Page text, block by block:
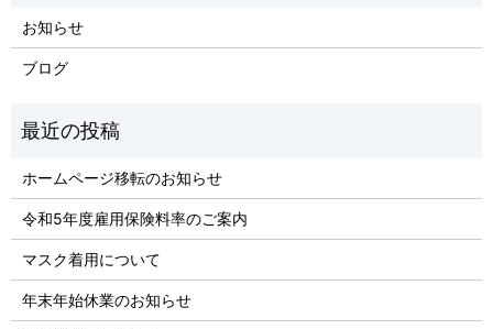
お知らせ
ブログ
ホームページ移転のお知らせ
令和5年度雇用保険料率のご案内
マスク着用について
年末年始休業のお知らせ